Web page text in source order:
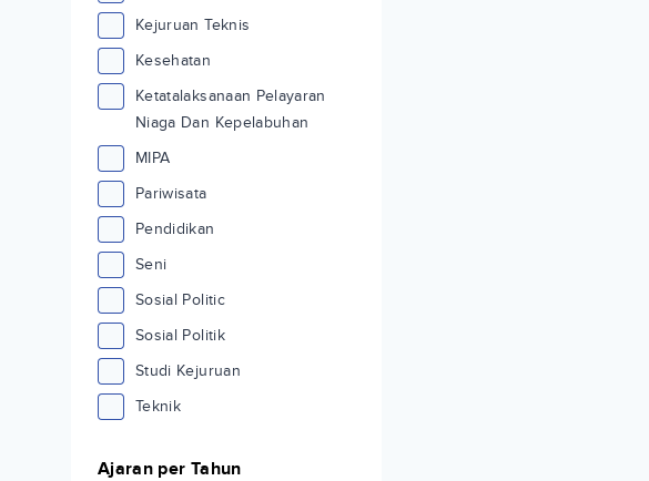
Kejuruan Teknis
Kesehatan
Ketatalaksanaan Pelayaran
Niaga Dan Kepelabuhan
MIPA
Pariwisata
Pendidikan
Seni
Sosial Politic
Sosial Politik
Studi Kejuruan
Teknik
Ajaran per Tahun